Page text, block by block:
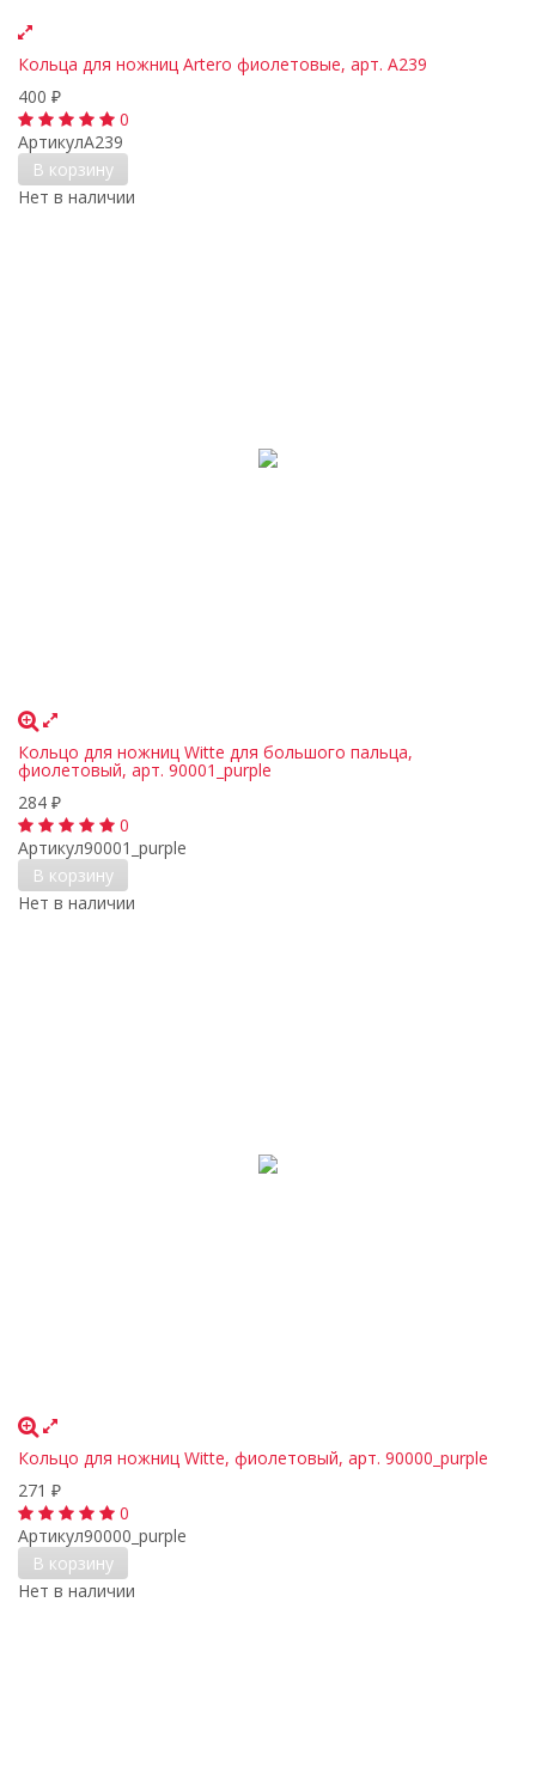
Кольца для ножниц Artero фиолетовые, арт. A239
400 ₽
0
АртикулA239
В корзину
Нет в наличии
Кольцо для ножниц Witte для большого пальца,
фиолетовый, арт. 90001_purple
284 ₽
0
Артикул90001_purple
В корзину
Нет в наличии
Кольцо для ножниц Witte, фиолетовый, арт. 90000_purple
271
₽
0
Артикул90000_purple
В корзину
Нет в наличии